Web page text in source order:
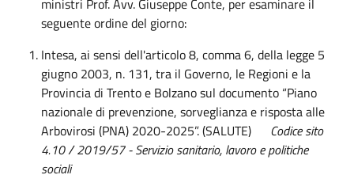
ministri Prof. Avv. Giuseppe Conte, per esaminare il
seguente ordine del giorno:
Intesa, ai sensi dell'articolo 8, comma 6, della legge 5
giugno 2003, n. 131, tra il Governo, le Regioni e la
Provincia di Trento e Bolzano sul documento “Piano
nazionale di prevenzione, sorveglianza e risposta alle
Arbovirosi (PNA) 2020-2025”. (SALUTE) Codice sito
4.10 / 2019/57 - Servizio sanitario, lavoro e politiche
sociali